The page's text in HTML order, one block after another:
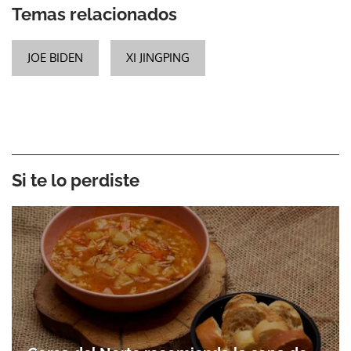
Temas relacionados
JOE BIDEN XI JINGPING
Si te lo perdiste